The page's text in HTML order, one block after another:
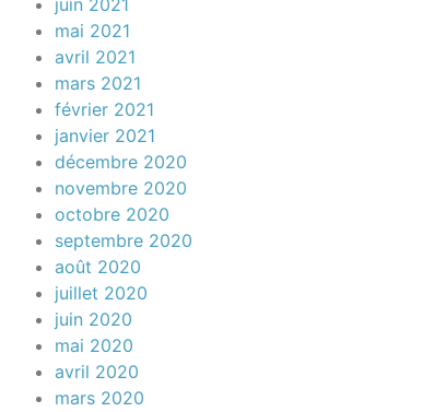
juin 2021
mai 2021
avril 2021
mars 2021
février 2021
janvier 2021
décembre 2020
novembre 2020
octobre 2020
septembre 2020
août 2020
juillet 2020
juin 2020
mai 2020
avril 2020
mars 2020